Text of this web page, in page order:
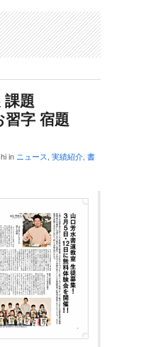
課題
字 宿題
in ニュース, 実績紹介, 書